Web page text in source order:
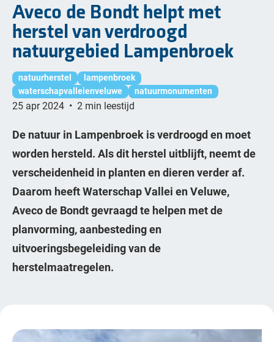
Aveco de Bondt helpt met
herstel van verdroogd
natuurgebied Lampenbroek
natuurherstel
lampenbroek
waterschapvalleienveluwe
natuurmonumenten
25 apr 2024 • 2 min leestijd
De natuur in Lampenbroek is verdroogd en moet
worden hersteld. Als dit herstel uitblijft, neemt de
verscheidenheid in planten en dieren verder af.
Daarom heeft Waterschap Vallei en Veluwe,
Aveco de Bondt gevraagd te helpen met de
planvorming, aanbesteding en
uitvoeringsbegeleiding van de
herstelmaatregelen.